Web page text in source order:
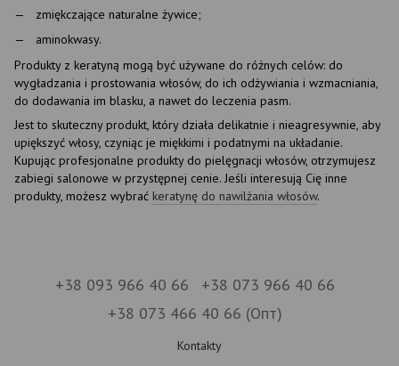
zmiękczające naturalne żywice;
aminokwasy.
Produkty z keratyną mogą być używane do różnych celów: do
wygładzania i prostowania włosów, do ich odżywiania i wzmacniania,
do dodawania im blasku, a nawet do leczenia pasm.
Jest to skuteczny produkt, który działa delikatnie i nieagresywnie, aby
upiększyć włosy, czyniąc je miękkimi i podatnymi na układanie.
Kupując profesjonalne produkty do pielęgnacji włosów, otrzymujesz
zabiegi salonowe w przystępnej cenie. Jeśli interesują Cię inne
produkty, możesz wybrać keratynę do nawilżania włosów.
+38 093 966 40 66
+38 073 966 40 66
+38 073 466 40 66 (Опт)
Kontakty